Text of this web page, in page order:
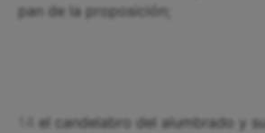
pan de la proposición;
el candelabro del alumbrado y